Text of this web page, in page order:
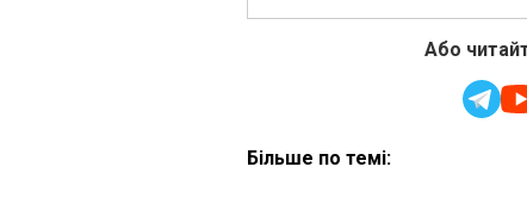
Або
Більше по темі: